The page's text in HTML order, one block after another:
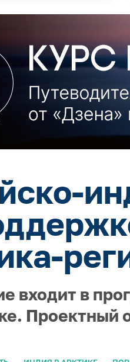
входит в
Проектный